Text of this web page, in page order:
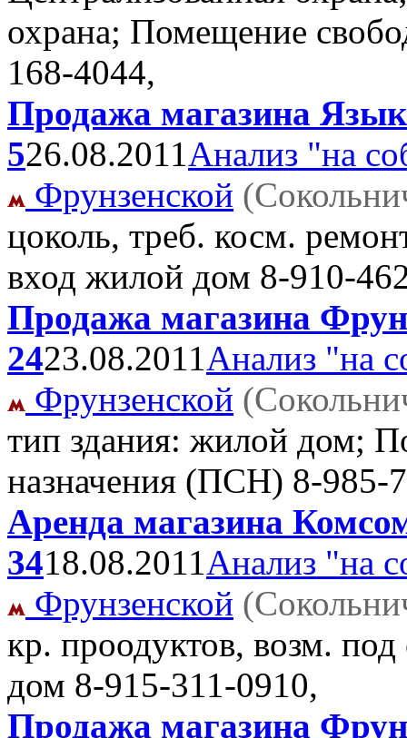
охрана; Помещение
168-4044,
Продажа магазина
526.08.2011Анализ "на
Фрунзенской
цоколь, треб. косм.
вход жилой дом 8-910-
Продажа магазина
2423.08.2011Анализ "на
Фрунзенской
тип здания: жилой дом;
назначения (ПСН) 8-985-
Аренда магазина
3418.08.2011Анализ "на
Фрунзенской
кр. проодуктов, возм.
дом 8-915-311-0910,
Продажа магазина